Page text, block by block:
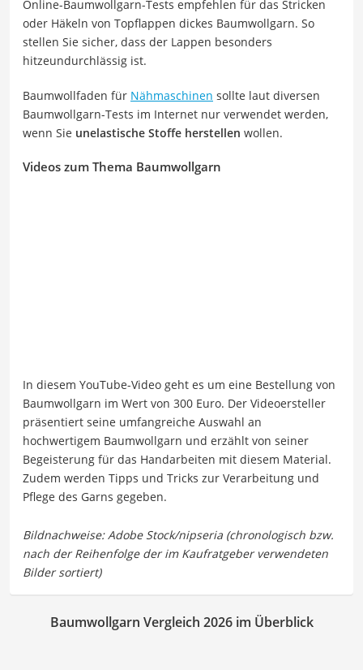
Online-Baumwollgarn-Tests empfehlen für das Stricken
oder Häkeln von Topflappen dickes Baumwollgarn. So
stellen Sie sicher, dass der Lappen besonders
hitzeundurchlässig ist.
Baumwollfaden für Nähmaschinen sollte laut diversen
Baumwollgarn-Tests im Internet nur verwendet werden,
wenn Sie unelastische Stoffe herstellen wollen.
Videos zum Thema Baumwollgarn
In diesem YouTube-Video geht es um eine Bestellung von
Baumwollgarn im Wert von 300 Euro. Der Videoersteller
präsentiert seine umfangreiche Auswahl an
hochwertigem Baumwollgarn und erzählt von seiner
Begeisterung für das Handarbeiten mit diesem Material.
Zudem werden Tipps und Tricks zur Verarbeitung und
Pflege des Garns gegeben.
Baumwollgarn Vergleich 2026 im Überblick